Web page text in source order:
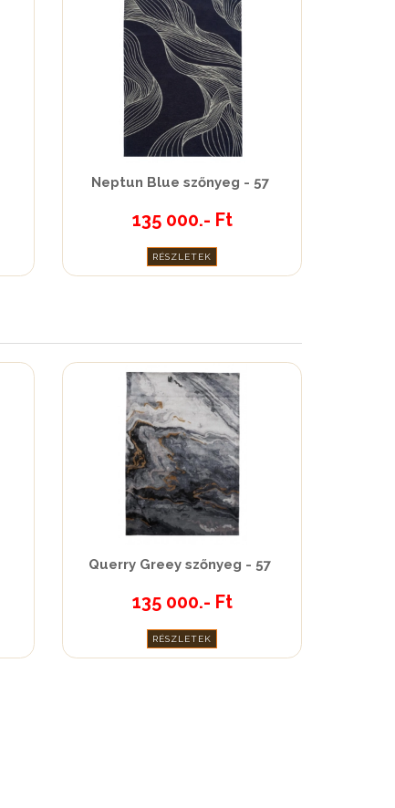
Neptun Blue szőnyeg - 57
135 000.- Ft
RÉSZLETEK
Querry Greey szőnyeg - 57
135 000.- Ft
RÉSZLETEK